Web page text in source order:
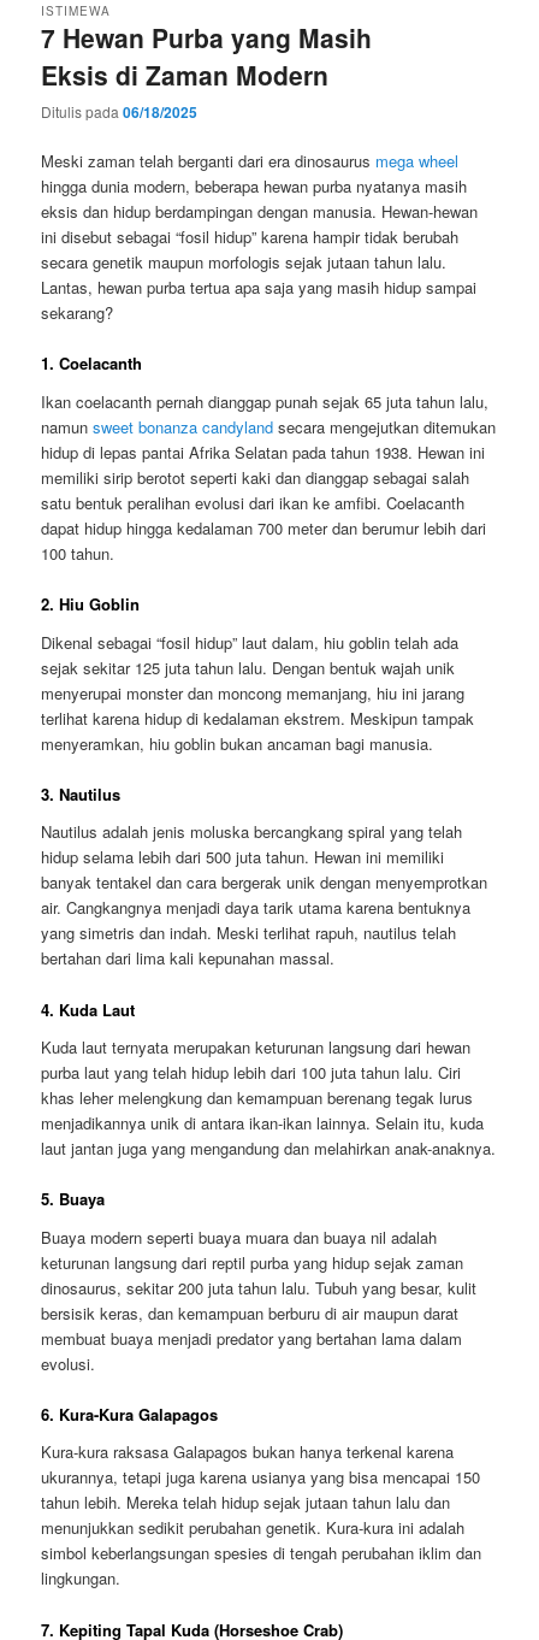
7 Hewan Purba yang Masih
Eksis di Zaman Modern
ISTIMEWA
Ditulis pada06/18/2025
Meski zaman telah berganti dari era dinosaurus mega wheel
hingga dunia modern, beberapa hewan purba nyatanya masih
eksis dan hidup berdampingan dengan manusia. Hewan-hewan
ini disebut sebagai “fosil hidup” karena hampir tidak berubah
secara genetik maupun morfologis sejak jutaan tahun lalu.
Lantas, hewan purba tertua apa saja yang masih hidup sampai
sekarang?
1. Coelacanth
Ikan coelacanth pernah dianggap punah sejak 65 juta tahun lalu,
namunsweet bonanza candyland secara mengejutkan ditemukan
hidup di lepas pantai Afrika Selatan pada tahun 1938. Hewan ini
memiliki sirip berotot seperti kaki dan dianggap sebagai salah
satu bentuk peralihan evolusi dari ikan ke amfibi. Coelacanth
dapat hidup hingga kedalaman 700 meter dan berumur lebih dari
100 tahun.
2. Hiu Goblin
Dikenal sebagai “fosil hidup” laut dalam, hiu goblin telah ada
sejak sekitar 125 juta tahun lalu. Dengan bentuk wajah unik
menyerupai monster dan moncong memanjang, hiu ini jarang
terlihat karena hidup di kedalaman ekstrem. Meskipun tampak
menyeramkan, hiu goblin bukan ancaman bagi manusia.
3. Nautilus
Nautilus adalah jenis moluska bercangkang spiral yang telah
hidup selama lebih dari 500 juta tahun. Hewan ini memiliki
banyak tentakel dan cara bergerak unik dengan menyemprotkan
air. Cangkangnya menjadi daya tarik utama karena bentuknya
yang simetris dan indah. Meski terlihat rapuh, nautilus telah
bertahan dari lima kali kepunahan massal.
4. Kuda Laut
Kuda laut ternyata merupakan keturunan langsung dari hewan
purba laut yang telah hidup lebih dari 100 juta tahun lalu. Ciri
khas leher melengkung dan kemampuan berenang tegak lurus
menjadikannya unik di antara ikan-ikan lainnya. Selain itu, kuda
laut jantan juga yang mengandung dan melahirkan anak-anaknya.
5. Buaya
Buaya modern seperti buaya muara dan buaya nil adalah
keturunan langsung dari reptil purba yang hidup sejak zaman
dinosaurus, sekitar 200 juta tahun lalu. Tubuh yang besar, kulit
bersisik keras, dan kemampuan berburu di air maupun darat
membuat buaya menjadi predator yang bertahan lama dalam
evolusi.
6. Kura-Kura Galapagos
Kura-kura raksasa Galapagos bukan hanya terkenal karena
ukurannya, tetapi juga karena usianya yang bisa mencapai 150
tahun lebih. Mereka telah hidup sejak jutaan tahun lalu dan
menunjukkan sedikit perubahan genetik. Kura-kura ini adalah
simbol keberlangsungan spesies di tengah perubahan iklim dan
lingkungan.
7. Kepiting Tapal Kuda (Horseshoe Crab)